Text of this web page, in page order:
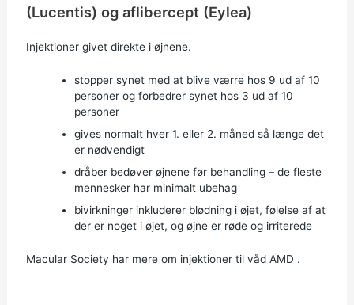
(Lucentis) og aflibercept (Eylea)
Injektioner givet direkte i øjnene.
stopper synet med at blive værre hos 9 ud af 10
personer og forbedrer synet hos 3 ud af 10
personer
gives normalt hver 1. eller 2. måned så længe det
er nødvendigt
dråber bedøver øjnene før behandling – de fleste
mennesker har minimalt ubehag
bivirkninger inkluderer blødning i øjet, følelse af at
der er noget i øjet, og øjne er røde og irriterede
Macular Society har mere om injektioner til våd AMD .